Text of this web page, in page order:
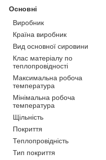
Основні
Виробник
Країна виробник
Вид основної сировини
Клас матеріалу по
теплопровідності
Максимальна робоча
температура
Мінімальна робоча
температура
Щільність
Покриття
Теплопровідність
Тип покриття